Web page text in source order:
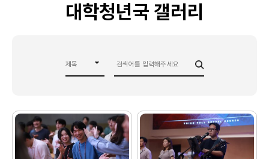
대학청년국 갤러리